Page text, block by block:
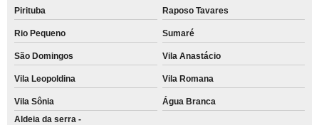
Pirituba Raposo Tavares
Rio Pequeno Sumaré
São Domingos Vila Anastácio
Vila Leopoldina Vila Romana
Vila Sônia
Água Branca
Aldeia da serra -